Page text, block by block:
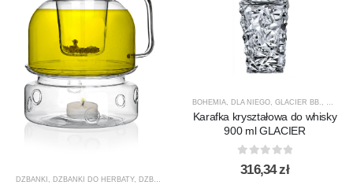
DZBANKI , DZBANKI DO HERBATY, DZBANKI DO KAWY
BOHEMIA DLA NIEGO GLACIER BB.
Karafka kryształowa do whisky
900 ml GLACIER
0out of 5
316,34zł